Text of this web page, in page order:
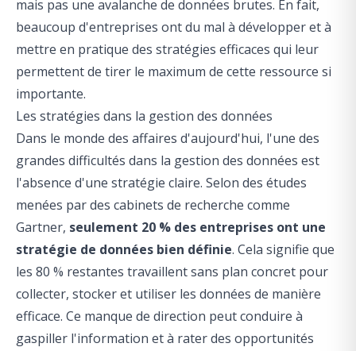
mais pas une avalanche de données brutes. En fait,
beaucoup d'entreprises ont du mal à développer et à
mettre en pratique des stratégies efficaces qui leur
permettent de tirer le maximum de cette ressource si
importante.
Les stratégies dans la gestion des données
Dans le monde des affaires d'aujourd'hui, l'une des
grandes difficultés dans la gestion des données est
l'absence d'une stratégie claire. Selon des études
menées par des cabinets de recherche comme
Gartner, seulement 20 % des entreprises ont une
stratégie de données bien définie. Cela signifie que
les 80 % restantes travaillent sans plan concret pour
collecter, stocker et utiliser les données de manière
efficace. Ce manque de direction peut conduire à
gaspiller l'information et à rater des opportunités